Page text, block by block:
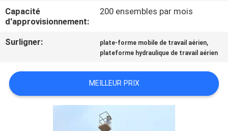
LA
QUALITÉ
NOUS
CONTACTER
Capacité
d'approvisionnement:
200 ensembles par mois
Surligner: plate-forme mobile de travail aérien,
plateforme hydraulique de travail aérien
MEILLEUR PRIX